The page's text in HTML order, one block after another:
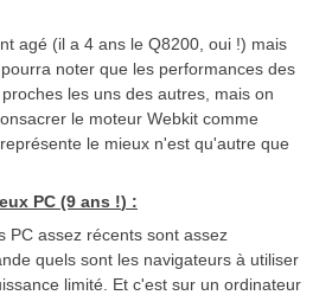
agé (il a 4 ans le Q8200, oui !) mais
noter que les performances des
les uns des autres, mais on
le moteur Webkit comme
le mieux n'est qu'autre que
PC (9 ans !) :
PC assez récents sont assez
quels sont les navigateurs à utiliser
limité. Et c'est sur un ordinateur